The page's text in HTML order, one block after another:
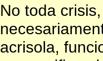
No toda
acrisola,